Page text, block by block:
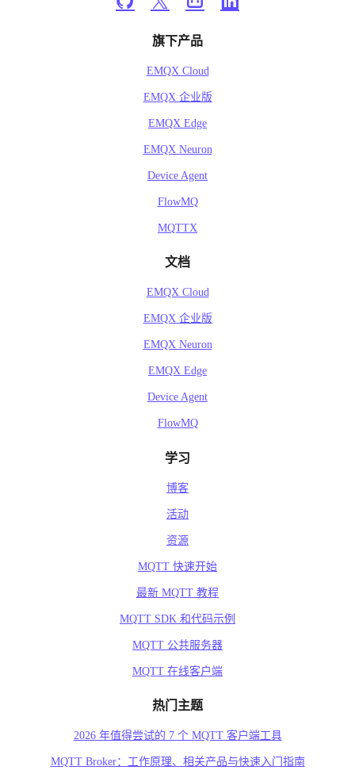
旗下产品
EMQX Cloud
EMQX 企业版
EMQX Edge
EMQX Neuron
Device Agent
FlowMQ
MQTTX
文档
EMQX Cloud
EMQX 企业版
EMQX Neuron
EMQX Edge
Device Agent
FlowMQ
学习
博客
活动
资源
MQTT 快速开始
最新 MQTT 教程
MQTT SDK 和代码示例
MQTT 公共服务器
MQTT 在线客户端
热门主题
2026 年值得尝试的 7 个 MQTT 客户端工具
MQTT Broker：工作原理、相关产品与快速入门指南